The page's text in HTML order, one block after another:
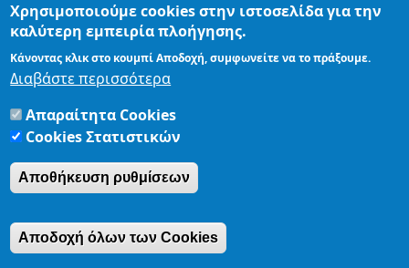
ΑΠΟΨΕΙΣ
Την άμεση κάλυψη κενών θέσεων στην
Αστυνομία Άρτας ζητά ο Γ. Στύλιος
ΕΙΔΗΣΕΙΣ
ΠΟΛΙΤΙΚΗ ΑΠΟΡΡΗΤΟΥ
© Copyright artavoice.gr | εκδόσεις ΑΛΙΚΟ. All rights reserved.
Χρησιμοποιούμε cookies στην ιστοσελίδα για την
καλύτερη εμπειρία πλοήγησης.
Κάνοντας κλικ στο κουμπί Αποδοχή, συμφωνείτε να το πράξουμε.
Διαβάστε περισσότερα
Απαραίτητα Cookies
Cookies Στατιστικών
Αποθήκευση ρυθμίσεων
Αποδοχή όλων των Cookies